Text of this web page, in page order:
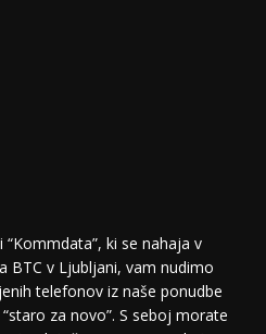
ki se nahaja v
BTC v Ljubljani, vam nudimo
telefonov iz naše ponudbe
za novo”. S seboj morate